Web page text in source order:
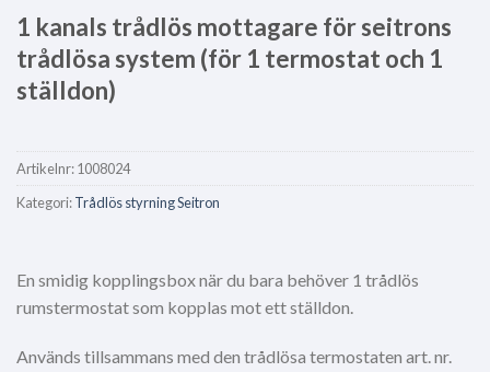
1 kanals trådlös mottagare för seitrons
trådlösa system (för 1 termostat och 1
ställdon)
Artikelnr:1008024
Kategori:Trådlös styrning Seitron
En smidig kopplingsbox när du bara behöver 1 trådlös
rumstermostat som kopplas mot ett ställdon.
Används tillsammans med den trådlösa termostaten art. nr.